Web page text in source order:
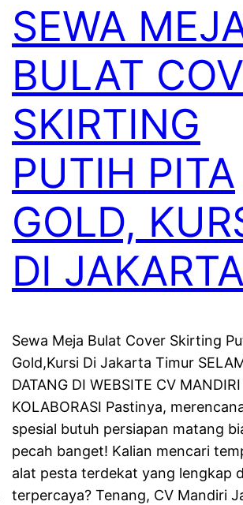
SEWA
BULAT
SKIRTING
PUTIH PITA
GOLD,
DI JAKARTA
Sewa Meja Bulat Cover Skirting
Gold,Kursi Di Jakarta Timur
DATANG DI WEBSITE CV
KOLABORASI Pastinya,
spesial butuh persiapan matang
pecah banget! Kalian mencari
alat pesta terdekat yang lengkap
terpercaya? Tenang, CV Mandiri